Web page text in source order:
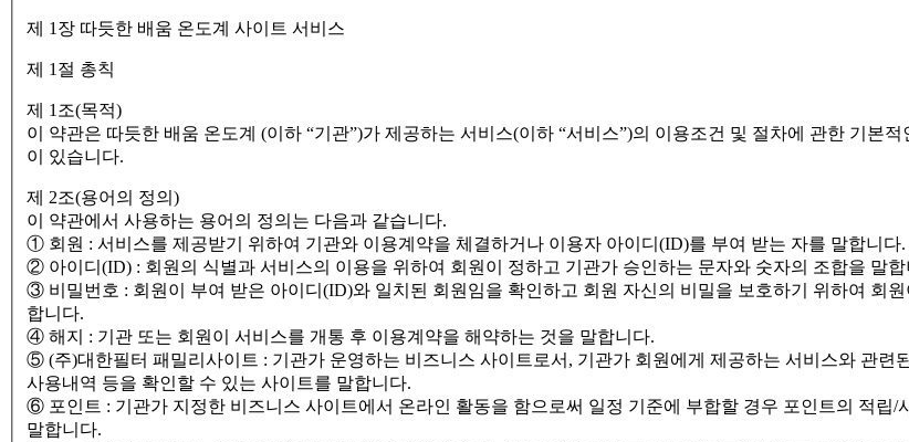
제 1장 따듯한 배움 온도계 사이트 서비스
제 1절 총칙
제 1조(목적)
이 약관은 따듯한 배움 온도계 (이하 “기관”)가 제공하는 서비스(이하 “서비스”)의 이용조건 및 절차에 관한 기본
이 있습니다.
제 2조(용어의 정의)
이 약관에서 사용하는 용어의 정의는 다음과 같습니다.
① 회원 : 서비스를 제공받기 위하여 기관와 이용계약을 체결하거나 이용자 아이디(ID)를 부여 받는 자를 말합니다.
② 아이디(ID) : 회원의 식별과 서비스의 이용을 위하여 회원이 정하고 기관가 승인하는 문자와 숫자의 조합을 말합
③ 비밀번호 : 회원이 부여 받은 아이디(ID)와 일치된 회원임을 확인하고 회원 자신의 비밀을 보호하기 위하여 회
합니다.
④ 해지 : 기관 또는 회원이 서비스를 개통 후 이용계약을 해약하는 것을 말합니다.
⑤ (주)대한필터 패밀리사이트 : 기관가 운영하는 비즈니스 사이트로서, 기관가 회원에게 제공하는 서비스와 관련
사용내역 등을 확인할 수 있는 사이트를 말합니다.
⑥ 포인트 : 기관가 지정한 비즈니스 사이트에서 온라인 활동을 함으로써 일정 기준에 부합할 경우 포인트의 적립/
말합니다.